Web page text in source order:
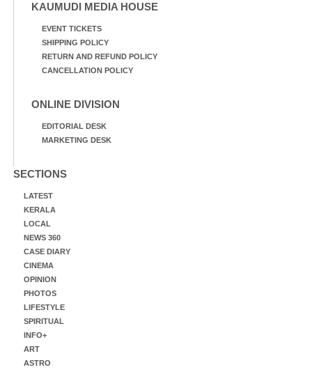
KAUMUDI MEDIA HOUSE
EVENT TICKETS
SHIPPING POLICY
RETURN AND REFUND POLICY
CANCELLATION POLICY
ONLINE DIVISION
EDITORIAL DESK
MARKETING DESK
SECTIONS
LATEST
KERALA
LOCAL
NEWS 360
CASE DIARY
CINEMA
OPINION
PHOTOS
LIFESTYLE
SPIRITUAL
INFO+
ART
ASTRO